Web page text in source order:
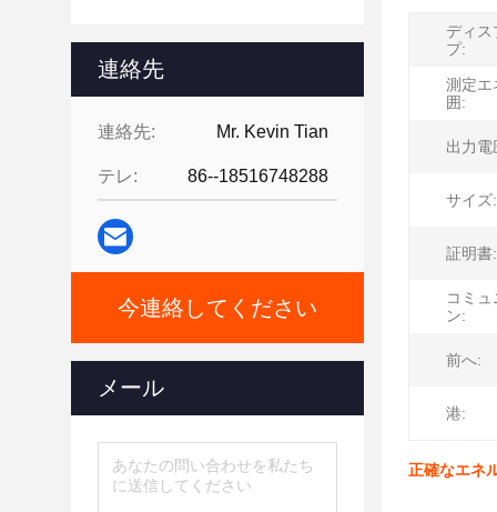
連絡先
連絡先: Mr. Kevin Tian
テレ: 86--18516748288
今連絡してください
メール
ディス
プ:
測定エ
囲:
出力電
サイズ:
証明書:
コミ
ン:
前へ:
港:
正確なエネ